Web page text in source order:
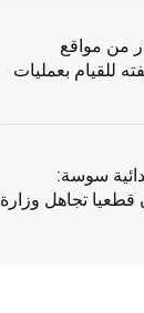
من مواقع
للقيام بعمليات
سوسة:
تجاهل وزارة